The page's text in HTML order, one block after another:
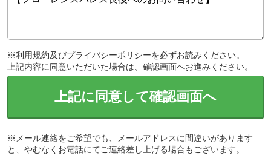
※利用規約及びプライバシーポリシーを必ずお読みください。
上記内容に同意いただいた場合は、確認画面へお進みください。
上記に同意して確認画面へ
※メール連絡をご希望でも、メールアドレスに間違いがあります
と、やむなくお電話にてご連絡差し上げる場合もございます。